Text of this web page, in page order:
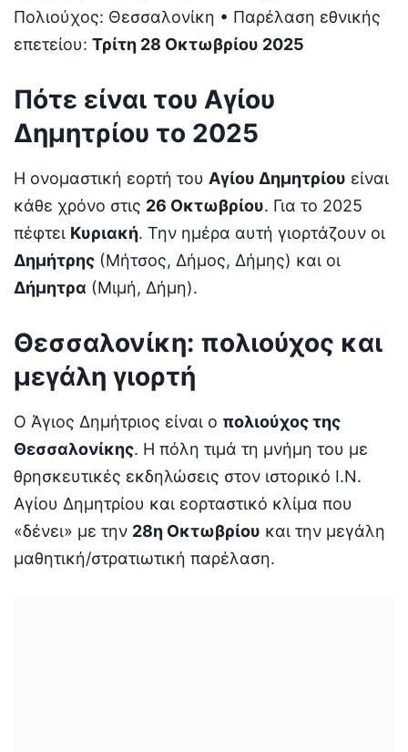
Πολιούχος: Θεσσαλονίκη • Παρέλαση εθνικής
επετείου: Τρίτη 28 Οκτωβρίου 2025
Πότε είναι του Αγίου
Δημητρίου το 2025
Η ονομαστική εορτή του Αγίου Δημητρίου είναι
κάθε χρόνο στις 26 Οκτωβρίου. Για το 2025
πέφτει Κυριακή. Την ημέρα αυτή γιορτάζουν οι
Δημήτρης (Μήτσος, Δήμος, Δήμης) και οι
Δήμητρα (Μιμή, Δήμη).
Θεσσαλονίκη: πολιούχος και
μεγάλη γιορτή
Ο Άγιος Δημήτριος είναι ο πολιούχος της
Θεσσαλονίκης. Η πόλη τιμά τη μνήμη του με
θρησκευτικές εκδηλώσεις στον ιστορικό Ι.Ν.
Αγίου Δημητρίου και εορταστικό κλίμα που
«δένει» με την 28η Οκτωβρίου και την μεγάλη
μαθητική/στρατιωτική παρέλαση.